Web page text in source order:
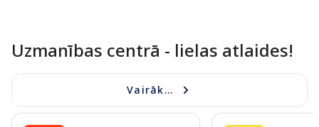
Uzmanības centrā - lielas atlaides!
Vairāk...